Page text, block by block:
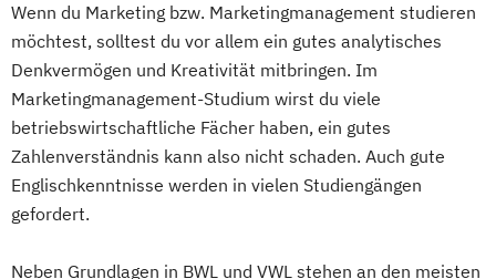
Wenn du Marketing bzw. Marketingmanagement studieren
möchtest, solltest du vor allem ein gutes analytisches
Denkvermögen und Kreativität mitbringen. Im
Marketingmanagement-Studium wirst du viele
betriebswirtschaftliche Fächer haben, ein gutes
Zahlenverständnis kann also nicht schaden. Auch gute
Englischkenntnisse werden in vielen Studiengängen
gefordert.
Neben Grundlagen in BWL und VWL stehen an den meisten